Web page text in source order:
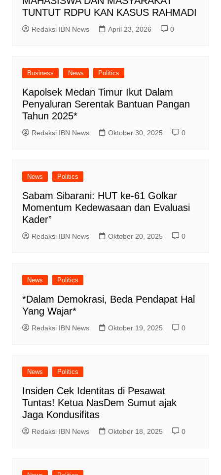
TUNTUT RDPU KAN KASUS RAHMADI
Redaksi IBN News April 23, 2026 0
Business News Politics
Kapolsek Medan Timur Ikut Dalam
Penyaluran Serentak Bantuan Pangan
Tahun 2025*
Redaksi IBN News Oktober 30, 2025 0
News Politics
Sabam Sibarani: HUT ke-61 Golkar
Momentum Kedewasaan dan Evaluasi
Kader”
Redaksi IBN News Oktober 20, 2025 0
News Politics
*Dalam Demokrasi, Beda Pendapat Hal
Yang Wajar*
Redaksi IBN News Oktober 19, 2025 0
News Politics
Insiden Cek Identitas di Pesawat
Tuntas! Ketua NasDem Sumut ajak
Jaga Kondusifitas
Redaksi IBN News Oktober 18, 2025 0